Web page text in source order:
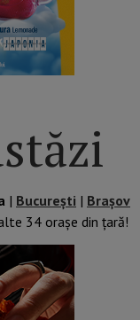
| București | Brașov
34 orașe din țară!